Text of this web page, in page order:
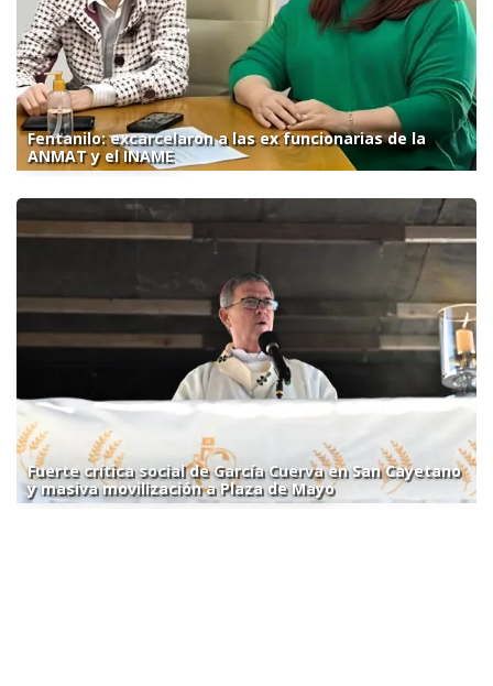
Fentanilo: excarcelaron a las ex funcionarias de la
ANMAT y el INAME
Fuerte crítica social de García Cuerva en San Cayetano
y masiva movilización a Plaza de Mayo